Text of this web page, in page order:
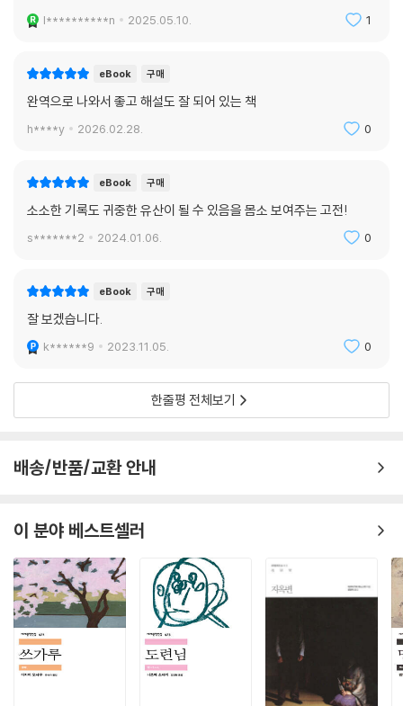
l**********n 2025.05.10. 1
eBook 구매
완역으로 나와서 좋고 해설도 잘 되어 있는 책
h****y 2026.02.28. 0
eBook 구매
소소한 기록도 귀중한 유산이 될 수 있음을 몸소 보여주는 고전!
s*******2 2024.01.06. 0
eBook 구매
잘 보겠습니다.
k******9 2023.11.05. 0
한줄평 전체보기
배송/반품/교환 안내
이 분야 베스트셀러